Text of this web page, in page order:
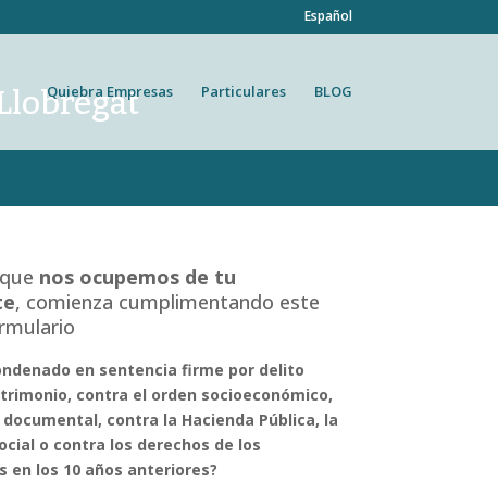
Español
Quiebra Empresas Particulares BLOG
nos ocupemos de tu
, comienza cumplimentando este
en sentencia firme por delito
contra el orden socioeconómico,
contra la Hacienda Pública, la
o contra los derechos de los
en los 10 años anteriores?